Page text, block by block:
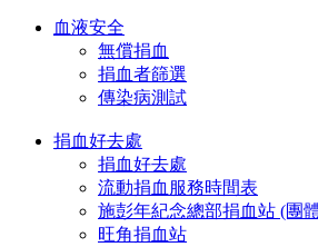
血液安全
無償捐血
捐血者篩選
傳染病測試
捐血好去處
捐血好去處
流動捐血服務時間表
施彭年紀念總部捐血站 (團
旺角捐血站